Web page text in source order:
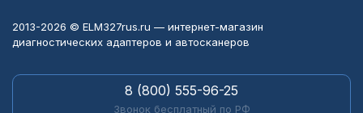
2013-2026 © ELM327rus.ru — интернет-магазин
диагностических адаптеров и автосканеров
8 (800) 555-96-25
Звонок бесплатный по РФ